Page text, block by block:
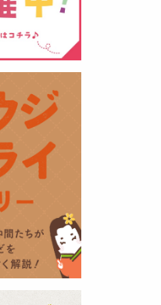
運動の為に
るよう開発
仕上がりま
本程度
ます。品質
ませんので
売！